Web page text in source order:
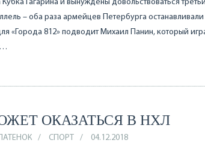
Гагарина и вынуждены довольствоваться
– оба раза армейцев Петербурга останавливали
«Города 812» подводит Михаил Панин, который
ОКАЗАТЬСЯ В НХЛ
СПОРТ 04.12.2018